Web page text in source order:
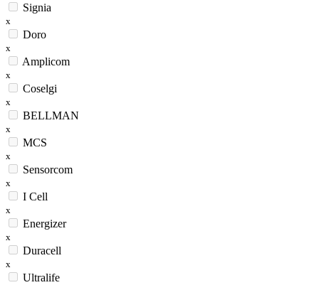
Signia
x
Doro
x
Amplicom
x
Coselgi
x
BELLMAN
x
MCS
x
Sensorcom
x
I Cell
x
Energizer
x
Duracell
x
Ultralife